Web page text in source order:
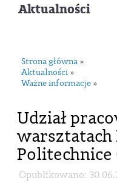
Aktualności
Strona główna »
Aktualności »
Ważne informacje »
Udział
warsztatach
Politechnice
Opublikowano: